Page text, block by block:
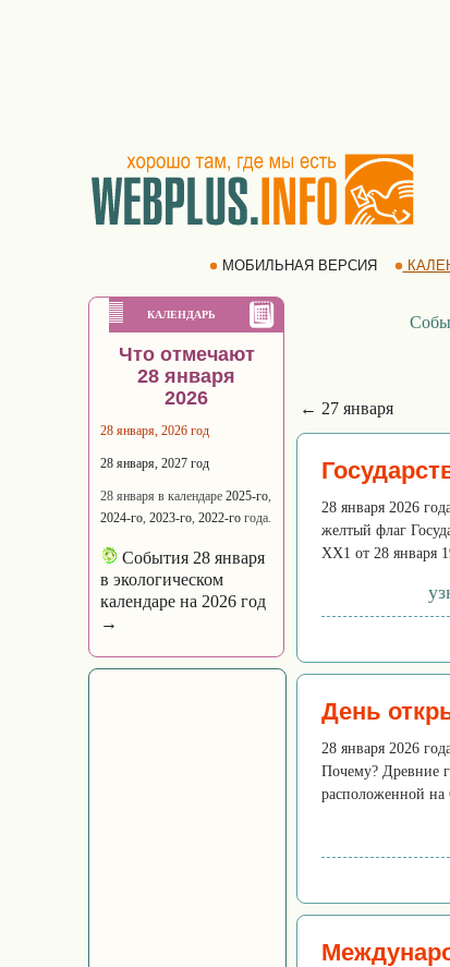
МОБИЛЬНАЯ ВЕРСИЯ
КАЛЕНДАРЬ
Что отмечают
28 января
2026
28 января, 2026 год
28 января, 2027 год
28 января в календаре 2025-го,
2024-го, 2023-го, 2022-го года.
События 28 января
в экологическом
календаре на 2026 год
→
← 27 января
28 января 2026
желтый флаг
ХХ1 от 28 января
День
28 января 2026
Почему? Древние
расположенной на